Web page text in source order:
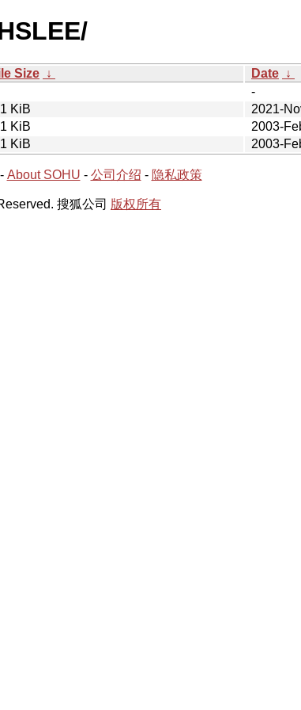
Size ↓ Date ↓
-
KiB
2021-
KiB
2003-
KiB 2003-
About SOHU - 公司介绍 - 隐私政策
搜狐公司 版权所有